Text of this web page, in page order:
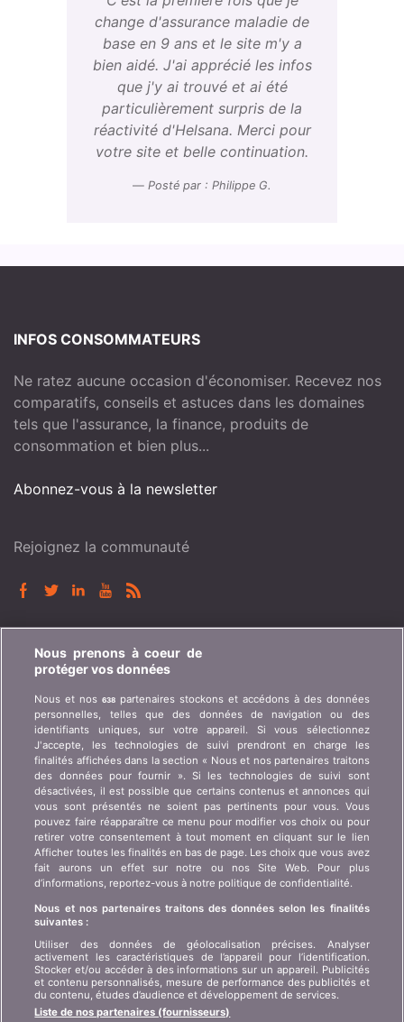
change d'assurance maladie de
base en 9 ans et le site m'y a
bien aidé. J'ai apprécié les infos
que j'y ai trouvé et ai été
particulièrement surpris de la
réactivité d'Helsana. Merci pour
votre site et belle continuation.
Posté par : Philippe G.
INFOS CONSOMMATEURS
Ne ratez aucune occasion d'économiser. Recevez nos
comparatifs, conseils et astuces dans les domaines
tels que l'assurance, la finance, produits de
consommation et bien plus...
Abonnez-vous à la newsletter
Rejoignez la communauté
BONUS.CH
comparatifs ? Demande de presse, partenariat,
publicité, ...
Qui sommes-nous ?
Contact
Publicité
Affiliation / Partenariat
Presse
Information client art. 45
LSA
Protection des données
Informations juridiques
Plan du site
LANGUE
FR IT
Nous prenons à coeur de
protéger vos données
Nous et nos638 partenaires stockons et accédons à des données
personnelles, telles que des données de navigation ou des
identifiants uniques, sur votre appareil. Si vous sélectionnez
J'accepte, les technologies de suivi prendront en charge les
finalités affichées dans la section « Nous et nos partenaires traitons
des données pour fournir ». Si les technologies de suivi sont
désactivées, il est possible que certains contenus et annonces qui
vous sont présentés ne soient pas pertinents pour vous. Vous
pouvez faire réapparaître ce menu pour modifier vos choix ou pour
retirer votre consentement à tout moment en cliquant sur le lien
Afficher toutes les finalités en bas de page. Les choix que vous avez
fait aurons un effet sur notre ou nos Site Web. Pour plus
d’informations, reportez-vous à notre politique de confidentialité.
Nous et nos partenaires traitons des données selon les finalités
suivantes :
Utiliser des données de géolocalisation précises. Analyser
activement les caractéristiques de l’appareil pour l’identification.
Stocker et/ou accéder à des informations sur un appareil. Publicités
et contenu personnalisés, mesure de performance des publicités et
du contenu, études d’audience et développement de services.
Liste de nos partenaires (fournisseurs)